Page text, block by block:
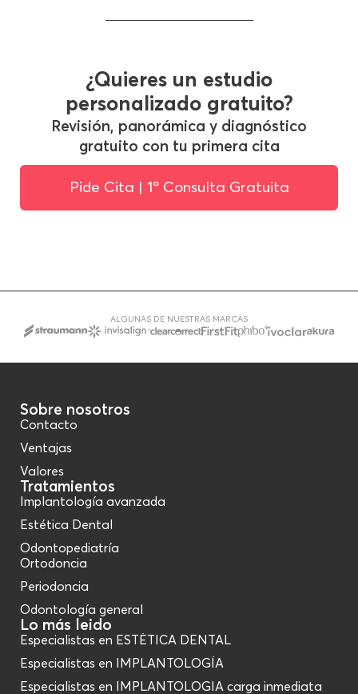
¿Quieres un estudio
personalizado gratuito?
Revisión, panorámica y diagnóstico
gratuito con tu primera cita
Pide Cita | 1ª Consulta Gratuita
ALGUNAS DE NUESTRAS MARCAS
Sobre nosotros
Contacto
Ventajas
Valores
Tratamientos
Implantología avanzada
Estética Dental
Odontopediatría
Ortodoncia
Periodoncia
Odontología general
Lo más leido
Especialistas en ESTÉTICA DENTAL
Especialistas en IMPLANTOLOGÍA
Especialistas en IMPLANTOLOGIA carga inmediata